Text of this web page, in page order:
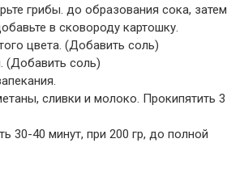
грибы. до образования сока, затем
в сковороду картошку.
цвета. (Добавить соль)
(Добавить соль)
сливки и молоко. Прокипятить 3
30-40 минут, при 200 гр, до полной